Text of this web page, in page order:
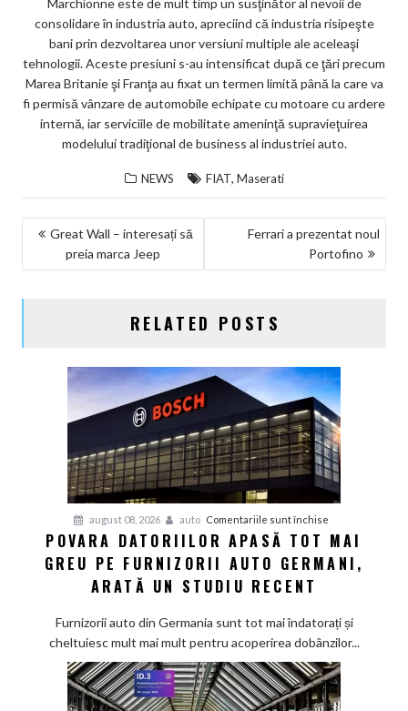
consolidare în industria auto, apreciind că industria risipeşte
bani prin dezvoltarea unor versiuni multiple ale aceleaşi
tehnologii. Aceste presiuni s-au intensificat după ce ţări precum
Marea Britanie şi Franţa au fixat un termen limită până la care va
fi permisă vânzare de automobile echipate cu motoare cu ardere
internă, iar serviciile de mobilitate ameninţă supravieţuirea
modelului tradiţional de business al industriei auto.
NEWS FIAT, Maserati
NAVIGARE
Great Wall – interesați să
preia marca Jeep
Ferrari a prezentat noul
Portofino
RELATED POSTS
august 08, 2026 auto Comentariile sunt închise
Povara
datoriilor
mai
greu
furnizorii
auto
POVARA DATORIILOR APASĂ TOT MAI
GREU PE FURNIZORII AUTO GERMANI,
ARATĂ UN STUDIU RECENT
Furnizorii auto din Germania sunt tot mai îndatorați și
cheltuiesc mult mai mult pentru acoperirea dobânzilor...